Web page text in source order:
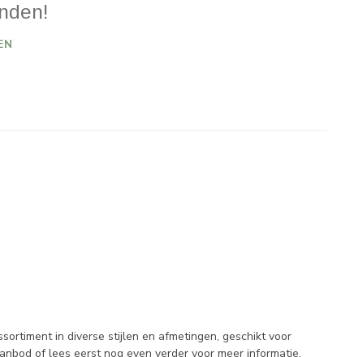
in diverse stijlen en afmetingen, geschikt voor
of lees eerst nog even verder voor meer informatie.